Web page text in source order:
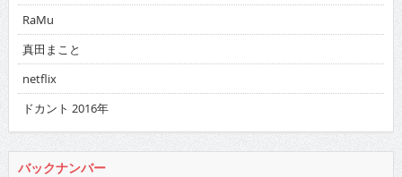
RaMu
真田まこと
netflix
ドカント 2016年
バックナンバー